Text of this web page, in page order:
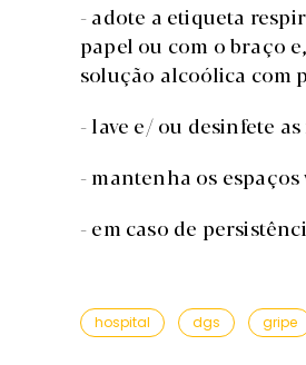
- adote a etiqueta
papel ou com o braço
solução alcoólica com
- lave e/ ou desinfete
- mantenha os
- em caso de
hospital dgs gripe